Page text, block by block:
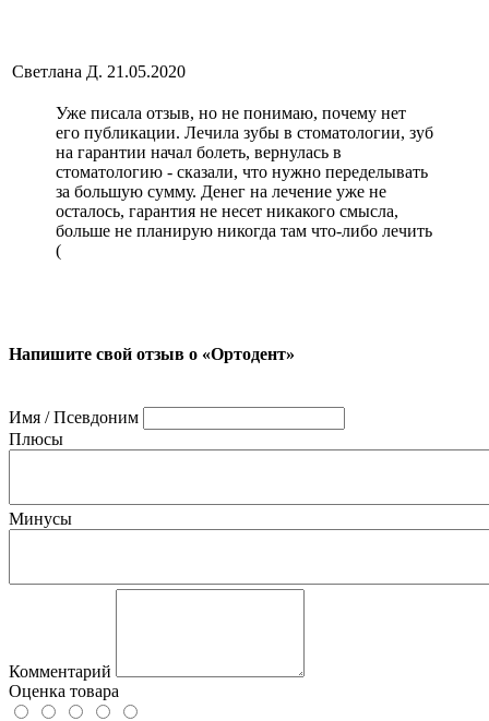
Светлана Д. 21.05.2020
Уже писала отзыв, но не понимаю, почему нет
его публикации. Лечила зубы в стоматологии, зуб
на гарантии начал болеть, вернулась в
стоматологию - сказали, что нужно переделывать
за большую сумму. Денег на лечение уже не
осталось, гарантия не несет никакого смысла,
больше не планирую никогда там что-либо лечить
(
Напишите свой отзыв о «Ортодент»
Имя / Псевдоним
Плюсы
Минусы
Комментарий
Оценка товара